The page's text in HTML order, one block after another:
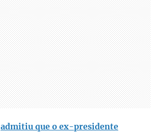
admitiu que o ex-presidente